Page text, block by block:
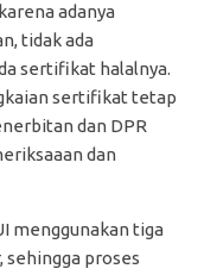
adanya
tidak ada
sertifikat halalnya.
sertifikat tetap
dan DPR
dan
menggunakan tiga
, sehingga proses